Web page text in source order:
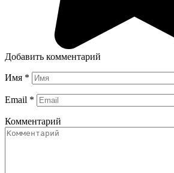
Добавить комментарий
Имя *
Email *
Комментарий